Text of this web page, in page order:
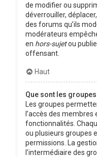
de modifier ou
déverrouiller,
des forums qu’ils
modérateurs
en hors-sujetou
offensant.
Haut
Que sont les
Les groupes
l’accès des
fonctionnalités.
ou plusieurs groupes
permissions. La
l’intermédiaire des